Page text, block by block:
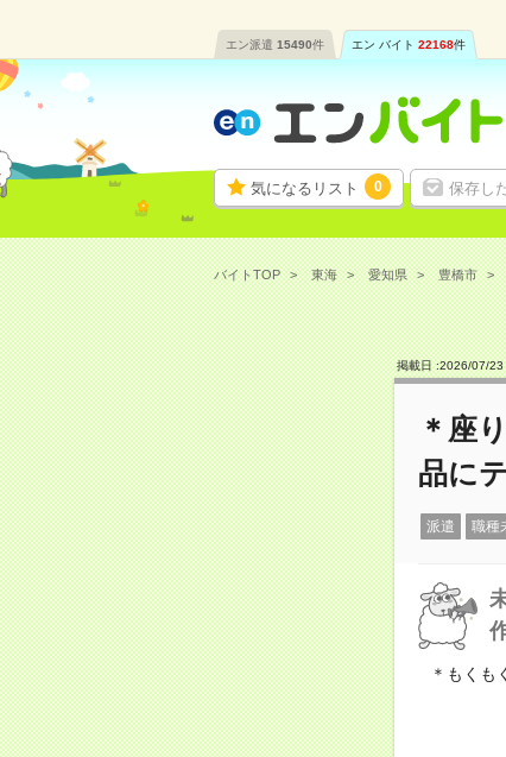
エン派遣 15490件 エン バイト 22168件
気になるリスト 0 保存し
バイトTOP 東海 愛知県 豊橋市
掲載日 :2026/07/23
＊座
品に
派遣 職種
＊もくも